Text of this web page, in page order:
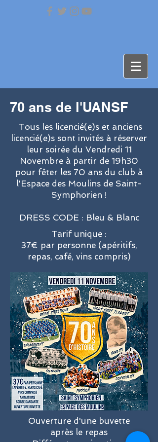
70 ans de l'UANSF
Tous les licencié(e)s et anciens
licencié(e)s sont invités à réserver
leur soirée du Vendredi 11
Novembre à partir de 19h30
pour fêter les 70 ans du club à
l'Espace des Moulins de Saint-
Symphorien !
DRESS CODE : Bleu & Blanc
Tarif unique :
37€ par personne (apéritifs,
repas, café, vins compris)
Ouverture d'une buvette
après le repas